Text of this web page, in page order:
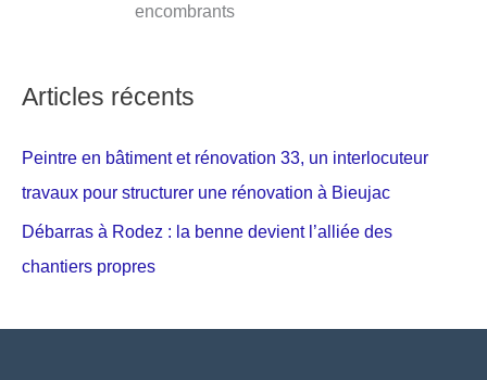
encombrants
Articles récents
Peintre en bâtiment et rénovation 33, un interlocuteur
travaux pour structurer une rénovation à Bieujac
Débarras à Rodez : la benne devient l’alliée des
chantiers propres